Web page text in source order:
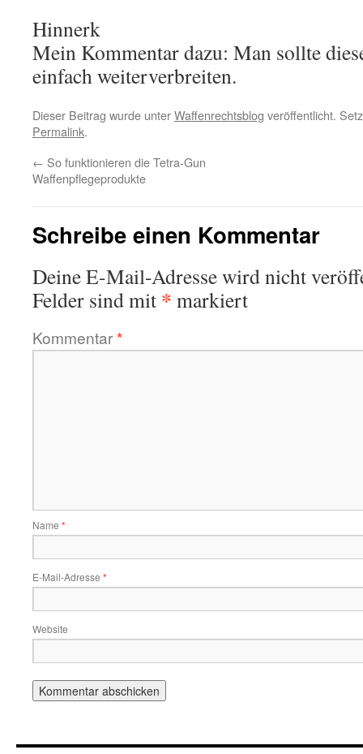
Hinnerk
Mein Kommentar dazu: Man sollte
einfach weiterverbreiten.
Dieser Beitrag wurde unterWaffenrechtsblog veröffentlicht.
Permalink.
← So funktionieren die Tetra-Gun
Waffenpflegeprodukte
Schreibe einen Kommentar
Deine E-Mail-Adresse wird nicht
Felder sind mit * markiert
Kommentar*
Name *
E-Mail-Adresse *
Website